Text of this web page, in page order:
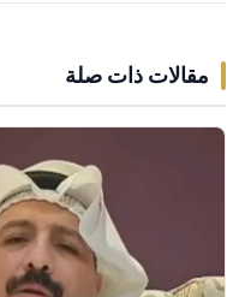
مقالات ذات صلة